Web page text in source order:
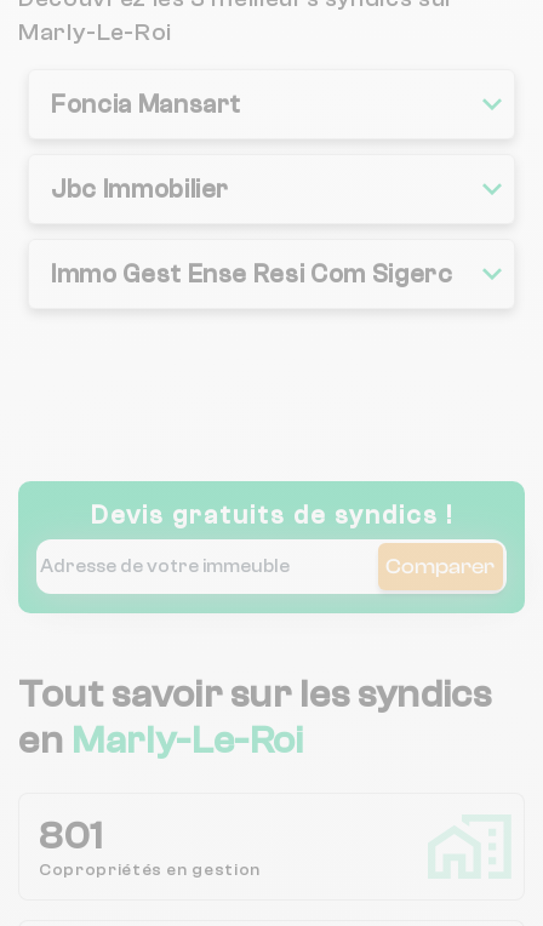
Marly-Le-Roi
Foncia Mansart
Jbc Immobilier
Immo Gest Ense Resi Com Sigerc
Devis gratuits de syndics !
Comparer
Tout savoir sur les syndics
en Marly-Le-Roi
801
Copropriétés en gestion